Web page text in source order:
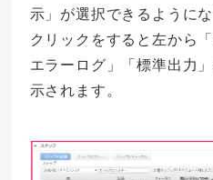
示」が選択できるようにな
クリックをすると左から
エラーログ」「標準出力
示されます。